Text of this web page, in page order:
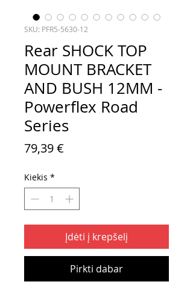
SKU: PFR5-5630-12
Rear SHOCK TOP
MOUNT BRACKET
AND BUSH 12MM -
Powerflex Road
Series
79,39 €
Kiekis *
Įdėti į krepšelį
Pirkti dabar